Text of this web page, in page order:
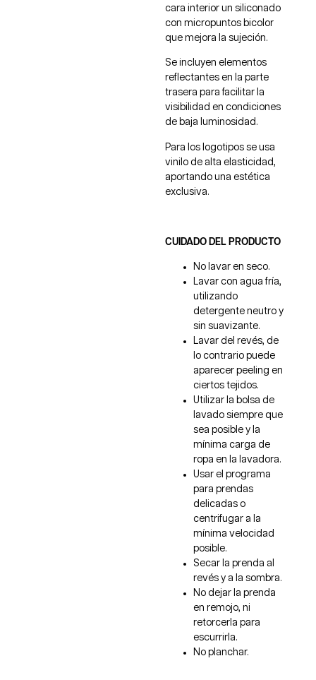
cara interior un siliconado
con micropuntos bicolor
que mejora la sujeción.
Se incluyen elementos
reflectantes en la parte
trasera para facilitar la
visibilidad en condiciones
de baja luminosidad.
Para los logotipos se usa
vinilo de alta elasticidad,
aportando una estética
exclusiva.
CUIDADO DEL PRODUCTO
No lavar en seco.
Lavar con agua fría,
utilizando
detergente neutro y
sin suavizante.
Lavar del revés, de
lo contrario puede
aparecer peeling en
ciertos tejidos.
Utilizar la bolsa de
lavado siempre que
sea posible y la
mínima carga de
ropa en la lavadora.
Usar el programa
para prendas
delicadas o
centrifugar a la
mínima velocidad
posible.
Secar la prenda al
revés y a la sombra.
No dejar la prenda
en remojo, ni
retorcerla para
escurrirla.
No planchar.